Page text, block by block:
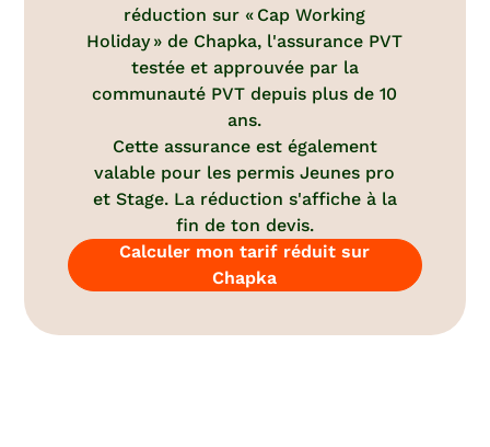
réduction sur « Cap Working
Holiday » de Chapka, l'assurance PVT
testée et approuvée par la
communauté PVT depuis plus de 10
ans.
Cette assurance est également
valable pour les permis Jeunes pro
et Stage. La réduction s'affiche à la
fin de ton devis.
Calculer mon tarif réduit sur
Chapka